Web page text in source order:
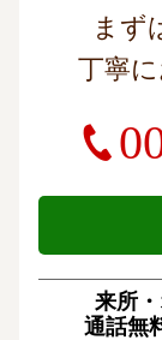
まず
丁寧
来所
通話無